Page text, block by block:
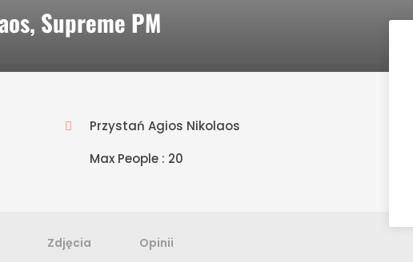
Supreme PM
Przystań Agios Nikolaos
Max People : 20
Zdjęcia Opinii